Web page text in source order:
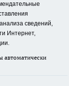
сведений,
Интернет,
автоматически